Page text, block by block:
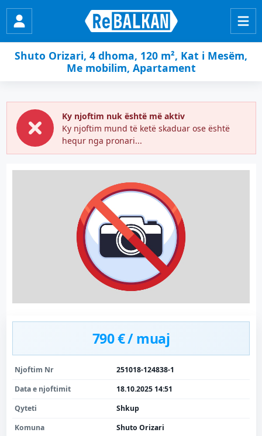
Shuto Orizari, 4 dhoma, 120 m², Kat i Mesëm,
Me mobilim, Apartament
Ky njoftim nuk është më aktiv
Ky njoftim mund të ketë skaduar ose është
hequr nga pronari...
790 € / muaj
Njoftim Nr
251018-124838-1
Data e njoftimit
18.10.2025 14:51
Qyteti
Shkup
Komuna
Shuto Orizari